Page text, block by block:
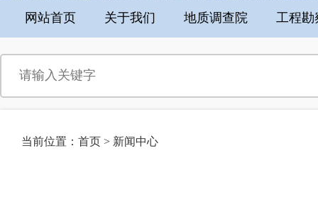
网站首页 关于我们 地质调查院 工程勘
当前位置： 首页 > 新闻中心